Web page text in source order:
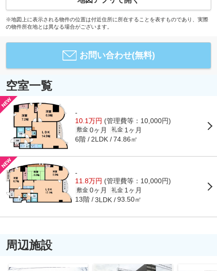
※地図上に表示される物件の位置は付近住所に所在することを表すものであり、実際
の物件所在地とは異なる場合がございます。
お問い合わせ(無料)
空室一覧
-
10.1万円 (管理費等：10,000円)
敷金 0ヶ月 礼金 1ヶ月
6階 2LDK 74.86㎡
-
11.8万円 (管理費等：10,000円)
敷金 0ヶ月 礼金 1ヶ月
13階 3LDK 93.50㎡
周辺施設